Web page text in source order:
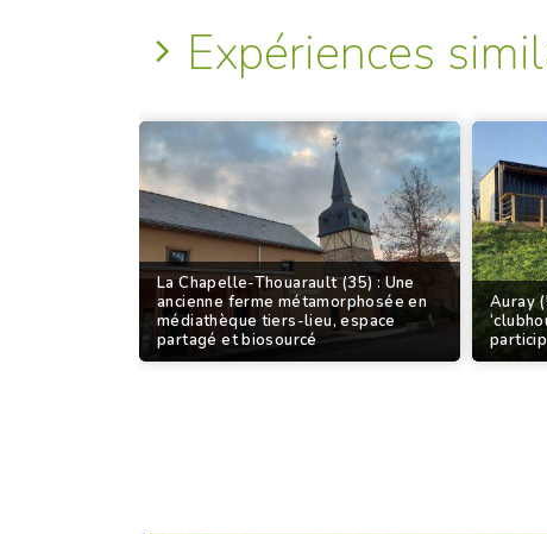
Expériences
La Chapelle-Thouarault (35) : Une
ancienne ferme métamorphosée en
médiathèque tiers-lieu, espace
partagé et biosourcé
Auray